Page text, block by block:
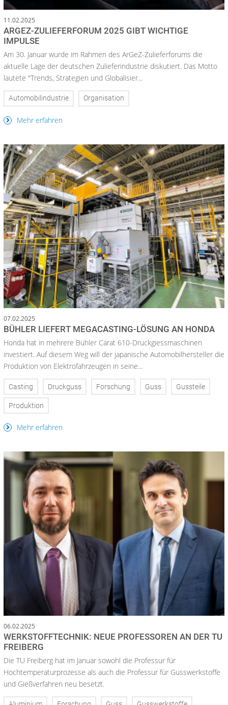
11.02.2025
ARGEZ-ZULIEFERFORUM 2025 GIBT WICHTIGE
IMPULSE
Am 30. Januar wurde im Rahmen des ArGeZ-Zulieferforums die
aktuelle Lage der deutschen Zulieferindustrie diskutiert. Das Motto
lautete "Trends, Strategien und Globalisier...
Automobilindustrie Organisation
Mehr erfahren
07.02.2025
BÜHLER LIEFERT MEGACASTING-LÖSUNG AN HONDA
Honda hat in mehrere Bühler Carat 610-Druckgiessmaschinen
investiert. Auf diesem Weg will der japanische Automobilhersteller die
Produktion von Elektrofahrzeugen in seine...
Casting Druckguss Forschung Guss Gussteile
Produktion
Mehr erfahren
06.02.2025
WERKSTOFFTECHNIK: NEUE PROFESSOREN AN DER TU
FREIBERG
Die TU Freiberg hat im Januar sowohl die Professur für
Hochtemperaturprozesse als auch die Professur für Gusswerkstoffe
und Gießverfahren neu besetzt.